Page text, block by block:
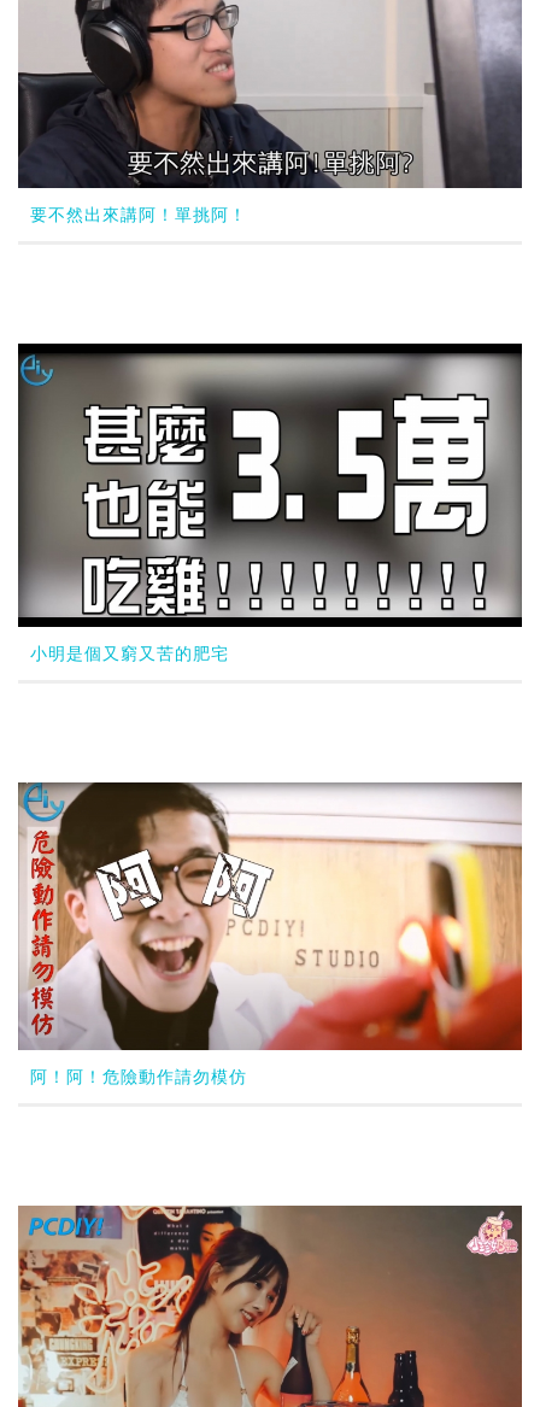
要不然出來講阿！單挑阿！
小明是個又窮又苦的肥宅
阿！阿！危險動作請勿模仿